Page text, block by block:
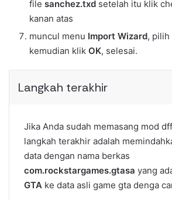
file sanchez.txd setelah itu klik
kanan atas
muncul menu Import Wizard, pilih
kemudian klik OK, selesai.
Langkah terakhir
Jika Anda sudah memasang mod
langkah terakhir adalah
data dengan nama berkas
com.rockstargames.gtasa yang
GTA ke data asli game gta denga